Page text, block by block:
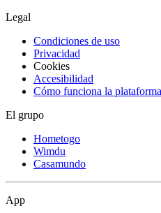
Legal
Condiciones de uso
Privacidad
Cookies
Accesibilidad
Cómo funciona la plataforma
El grupo
Hometogo
Wimdu
Casamundo
App